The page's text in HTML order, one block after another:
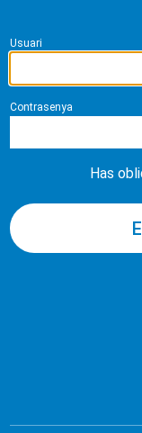
Usuari
Contrasenya
Has